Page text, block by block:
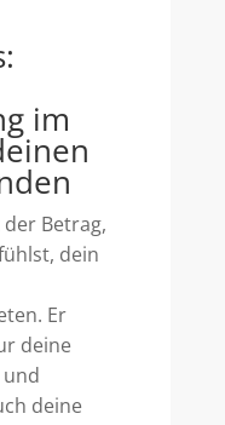
im
Betrag,
dein
Er
deine
deine